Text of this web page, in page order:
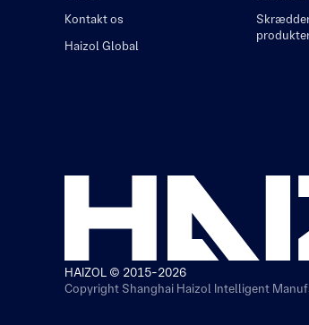
Kontakt os
Haizol Global
HAIZOL © 2015-2026
Copyright Shanghai Haizol Intelligent